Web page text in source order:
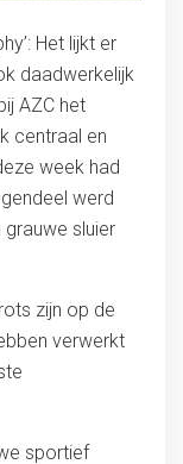
Het lijkt er
daadwerkelijk
AZC het
centraal en
week had
werd
sluier
zijn op de
verwerkt
sportief